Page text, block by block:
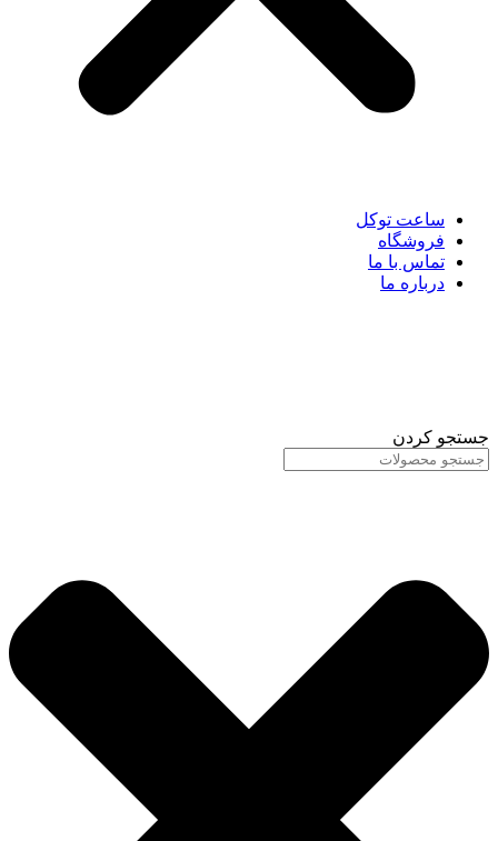
ساعت توکل
فروشگاه
تماس با ما
درباره ما
جستجو کردن